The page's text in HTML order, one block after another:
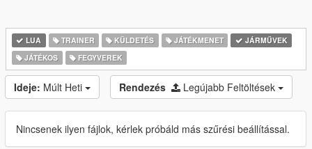
LUA TRAINER KÜLDETÉS JÁTÉKMENET
JÁRMŰVEK
JÁTÉKOS
FEGYVEREK
Ideje: Múlt Heti Rendezés Legújabb Feltöltések
Nincsenek ilyen fájlok, kérlek próbáld más szűrési beállítással.